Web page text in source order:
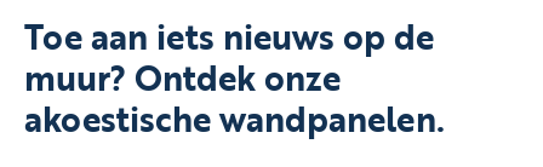
Toe aan iets nieuws op de
muur? Ontdek onze
akoestische wandpanelen.